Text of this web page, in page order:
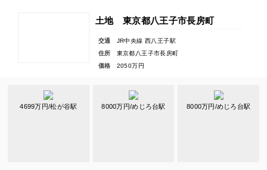
土地 東京都八王子市長房町
交通
JR中央線 西八王子駅
住所
東京都八王子市長房町
価格
2050万円
南大沢駅の住まいを見る
4699万円/松が谷駅 8000万円/めじろ台駅 8000万円/めじろ台駅